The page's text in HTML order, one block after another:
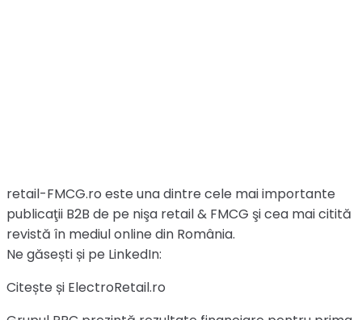
retail-FMCG.ro este una dintre cele mai importante
publicaţii B2B de pe nişa retail & FMCG şi cea mai citită
revistă în mediul online din România.
Ne găsești și pe LinkedIn:
Citește și ElectroRetail.ro